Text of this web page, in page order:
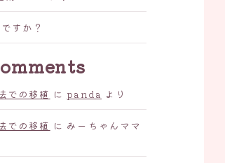
すか？
での移植 に panda より
での移植 に みーちゃんママ